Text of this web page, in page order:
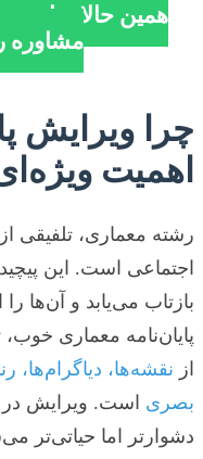
همین حالا برای
مشاوره
چرا ویرایش
اهمیت
رشته معماری، تلفیقی
اجتماعی است. این
بازتاب می‌یابد و آن‌ها
پایان‌نامه معماری
از نقشه‌ها، دیاگرام‌ها،
بصری است. ویرایش در
دشوارتر اما حیاتی‌تر